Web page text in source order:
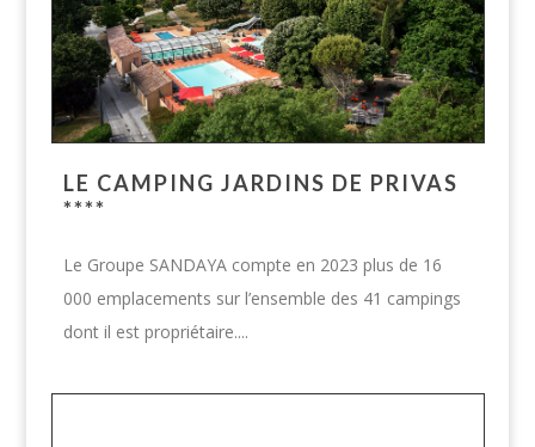
LE CAMPING JARDINS DE PRIVAS
****
Le Groupe SANDAYA compte en 2023 plus de 16
000 emplacements sur l’ensemble des 41 campings
dont il est propriétaire....